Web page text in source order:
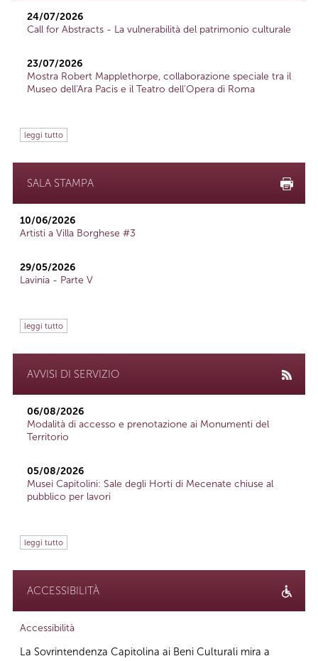
24/07/2026
Call for Abstracts - La vulnerabilità del patrimonio culturale
23/07/2026
Mostra Robert Mapplethorpe, collaborazione speciale tra il
Museo dell'Ara Pacis e il Teatro dell'Opera di Roma
leggi tutto
SALA STAMPA
10/06/2026
Artisti a Villa Borghese #3
29/05/2026
Lavinia - Parte V
leggi tutto
AVVISI DI SERVIZIO
06/08/2026
Modalità di accesso e prenotazione ai Monumenti del
Territorio
05/08/2026
Musei Capitolini: Sale degli Horti di Mecenate chiuse al
pubblico per lavori
leggi tutto
ACCESSIBILITÀ
Accessibilità
La Sovrintendenza Capitolina ai Beni Culturali mira a